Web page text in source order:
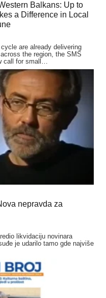
Balkans: Up to
a Difference in Local
are already delivering
the region, the SMS
call for small…
nepravda za
likvidaciju novinara
je udarilo tamo gde najviše